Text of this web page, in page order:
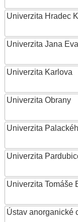
Univerzita Hradec
Univerzita Jana
Univerzita Karlova
Univerzita Obrany
Univerzita
Univerzita
Univerzita Tomáše
Ústav anorganické